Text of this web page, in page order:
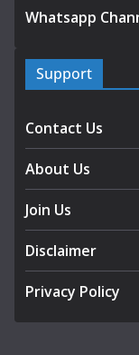
Whatsapp
Support
Contact Us
About Us
Join Us
Disclaimer
Privacy Policy